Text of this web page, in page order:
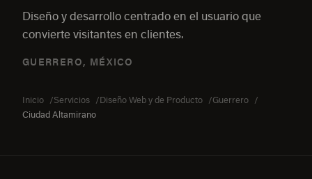
Diseño y desarrollo centrado en el usuario que
convierte visitantes en clientes.
GUERRERO, MÉXICO
Inicio Servicios Diseño Web y de Producto
Guerrero
Ciudad Altamirano